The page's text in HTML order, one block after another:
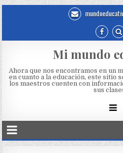
Mi mundo
Ahora que nos encontramos en un
en cuanto a la educación, este sitio
los maestros cuenten con
sus